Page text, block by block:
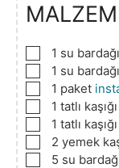
▢1 su bardağı
▢1 su bardağı
▢1 paket
▢1 tatlı kaşığı
▢1 tatlı kaşığı
▢
2 yemek
▢
5 su